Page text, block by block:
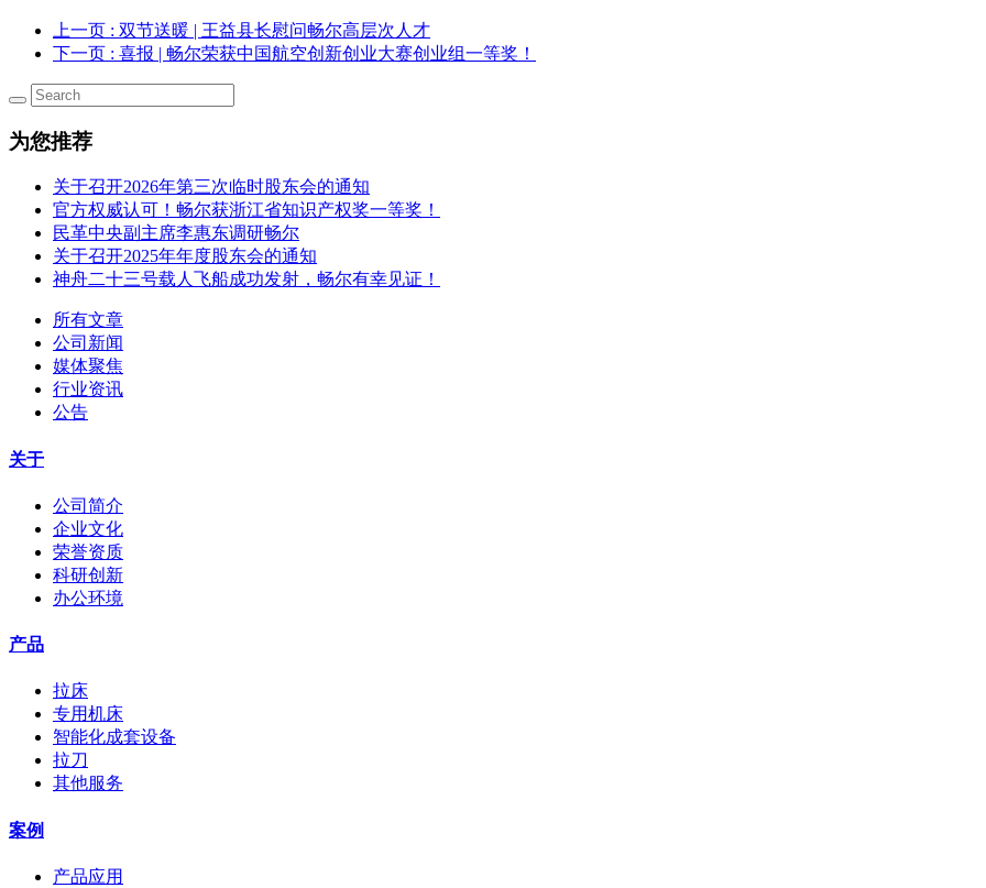
上一页 : 双节送暖 | 王益县长慰问畅尔高层次人才
下一页 : 喜报 | 畅尔荣获中国航空创新创业大赛创业组一等奖！
为您推荐
关于召开2026年第三次临时股东会的通知
官方权威认可！畅尔获浙江省知识产权奖一等奖！
民革中央副主席李惠东调研畅尔
关于召开2025年年度股东会的通知
神舟二十三号载人飞船成功发射，畅尔有幸见证！
所有文章
公司新闻
媒体聚焦
行业资讯
公告
关于
公司简介
企业文化
荣誉资质
科研创新
办公环境
产品
拉床
专用机床
智能化成套设备
拉刀
其他服务
案例
产品应用